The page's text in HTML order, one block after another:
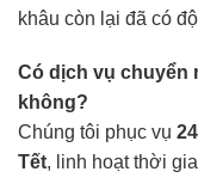
khâu còn lại đã có
Có dịch vụ chuyển
không?
Chúng tôi phục vụ
Tết, linh hoạt thời